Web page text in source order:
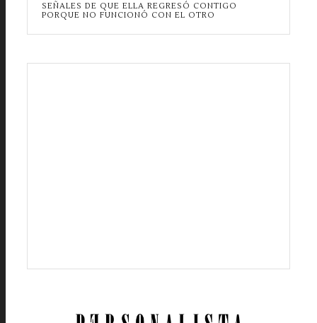
SEÑALES DE QUE ELLA REGRESÓ CONTIGO
PORQUE NO FUNCIONÓ CON EL OTRO